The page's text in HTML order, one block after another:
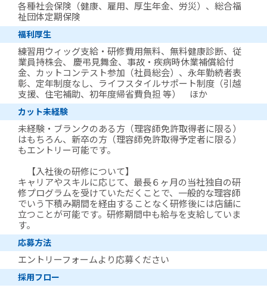
各種社会保険（健康、雇用、厚生年金、労災）、総合福
祉団体定期保険
福利厚生
練習用ウィッグ支給・研修費用無料、無料健康診断、従
業員持株会、 慶弔見舞金、事故・疾病時休業補償給付
金、カットコンテスト参加（社員総会）、永年勤続者表
彰、定年制度なし、ライフスタイルサポート制度（引越
支援、住宅補助、初年度帰省費負担 等） ほか
カット未経験
未経験・ブランクのある方（理容師免許取得者に限る）
はもちろん、新卒の方（理容師免許取得予定者に限る）
もエントリー可能です。
【入社後の研修について】
キャリアやスキルに応じて、最長６ヶ月の当社独自の研
修プログラムを受けていただくことで、一般的な理容師
でいう下積み期間を経由することなく研修後には店舗に
立つことが可能です。研修期間中も給与を支給していま
す。
応募方法
エントリーフォームより応募ください
採用フロー